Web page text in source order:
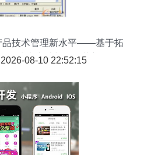
品技术管理新水平——基于拓
的技术突破与管理革新
08-10 22:52:15